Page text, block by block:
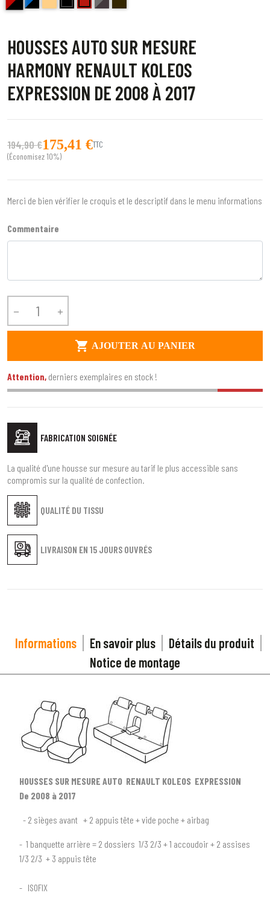
Tous les types
HOUSSES AUTO SUR MESURE
HARMONY RENAULT KOLEOS
EXPRESSION DE 2008 À 2017
194,90 €175,41 €TTC
(Économisez 10%)
Merci de bien vérifier le croquis et le descriptif dans le menu informations
Commentaire
 
 AJOUTER AU PANIER
Attention, derniers exemplaires en stock !
FABRICATION SOIGNÉE
QUALITÉ DU TISSU
LIVRAISON EN 15 JOURS OUVRÉS
La qualité d'une housse sur mesure au tarif le plus accessible sans
compromis sur la qualité de confection.
Informations En savoir plus
Détails du produit
Notice de montage
HOUSSES SUR MESURE AUTO RENAULT KOLEOS EXPRESSION
De 2008 à 2017
- 2 sièges avant + 2 appuis tête + vide poche + airbag
- 1 banquette arrière = 2 dossiers 1/3 2/3 + 1 accoudoir + 2 assises
1/3 2/3 + 3 appuis tête
- ISOFIX